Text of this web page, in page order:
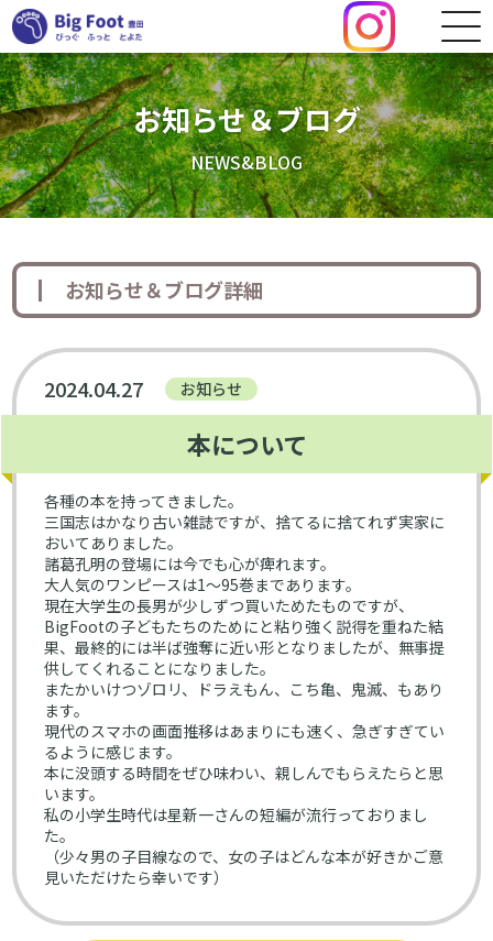
お知らせ＆ブログ
NEWS&BLOG
お知らせ＆ブログ詳細
2024.04.27 お知らせ
本について
各種の本を持ってきました。
三国志はかなり古い雑誌ですが、捨てるに捨てれず実家に
おいてありました。
諸葛孔明の登場には今でも心が痺れます。
大人気のワンピースは1～95巻まであります。
現在大学生の長男が少しずつ買いためたものですが、
BigFootの子どもたちのためにと粘り強く説得を重ねた結
果、最終的には半ば強奪に近い形となりましたが、無事提
供してくれることになりました。
またかいけつゾロリ、ドラえもん、こち亀、鬼滅、もあり
ます。
現代のスマホの画面推移はあまりにも速く、急ぎすぎてい
るように感じます。
本に没頭する時間をぜひ味わい、親しんでもらえたらと思
います。
私の小学生時代は星新一さんの短編が流行っておりまし
た。
（少々男の子目線なので、女の子はどんな本が好きかご意
見いただけたら幸いです）